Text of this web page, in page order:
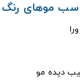
موهای رنگ
دیده مو